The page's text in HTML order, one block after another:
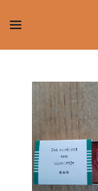
naar
hoofdinhoud